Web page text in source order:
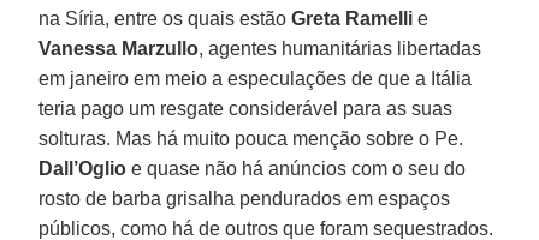
na Síria, entre os quais estãoGreta Ramelli e
Vanessa Marzullo, agentes humanitárias libertadas
em janeiro em meio a especulações de que a Itália
teria pago um resgate considerável para as suas
solturas. Mas há muito pouca menção sobre o Pe.
Dall’Oglio e quase não há anúncios com o seu do
rosto de barba grisalha pendurados em espaços
públicos, como há de outros que foram sequestrados.